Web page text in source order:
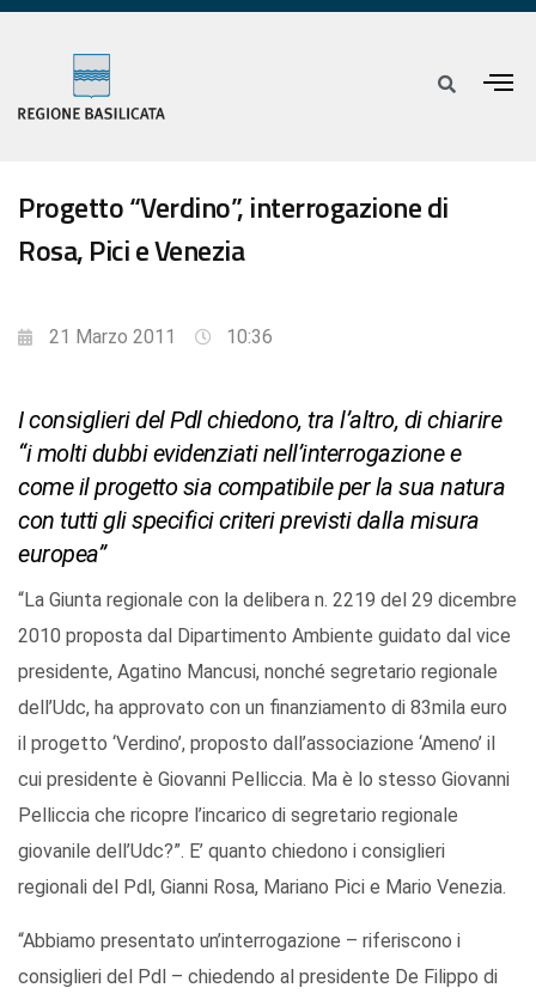
Progetto “Verdino”, interrogazione di
Rosa, Pici e Venezia
21 Marzo 2011 10:36
I consiglieri del Pdl chiedono, tra l’altro, di chiarire
“i molti dubbi evidenziati nell’interrogazione e
come il progetto sia compatibile per la sua natura
con tutti gli specifici criteri previsti dalla misura
europea”
“La Giunta regionale con la delibera n. 2219 del 29 dicembre
2010 proposta dal Dipartimento Ambiente guidato dal vice
presidente, Agatino Mancusi, nonché segretario regionale
dell’Udc, ha approvato con un finanziamento di 83mila euro
il progetto ‘Verdino’, proposto dall’associazione ‘Ameno’ il
cui presidente è Giovanni Pelliccia. Ma è lo stesso Giovanni
Pelliccia che ricopre l’incarico di segretario regionale
giovanile dell’Udc?”. E’ quanto chiedono i consiglieri
regionali del Pdl, Gianni Rosa, Mariano Pici e Mario Venezia.
“Abbiamo presentato un’interrogazione – riferiscono i
consiglieri del Pdl – chiedendo al presidente De Filippo di